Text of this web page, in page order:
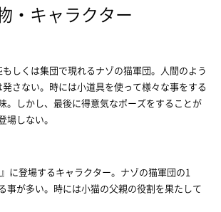
・キャラクター
しくは集団で現れるナゾの猫軍団。人間のよう
さない。時には小道具を使って様々な事をする
。しかし、最後に得意気なポーズをすることが
場しない。
に登場するキャラクター。ナゾの猫軍団の1
事が多い。時には小猫の父親の役割を果たして